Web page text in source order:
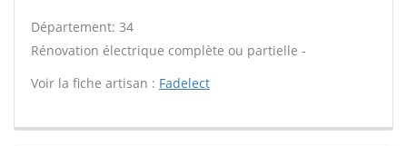
Département: 34
Rénovation électrique complète ou partielle -
Voir la fiche artisan : Fadelect